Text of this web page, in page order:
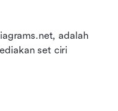
adalah
set ciri